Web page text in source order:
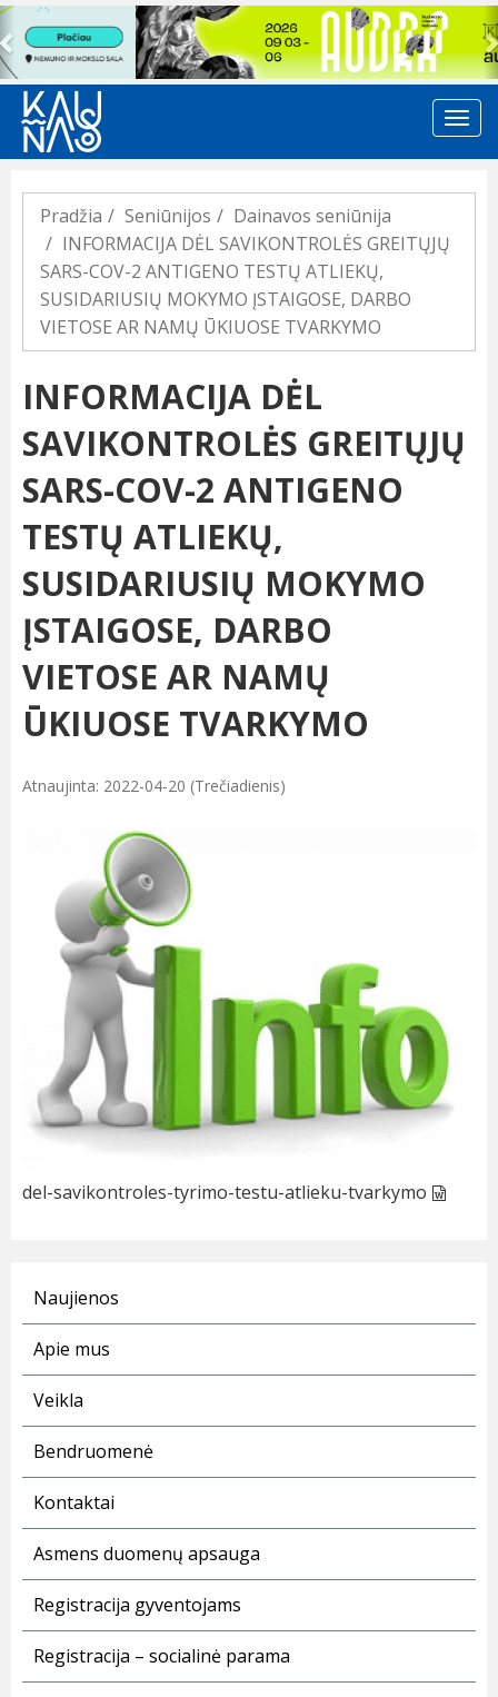
Previous
Pradžia Seniūnijos
Dainavos seniūnija
INFORMACIJA DĖL SAVIKONTROLĖS GREITŲJŲ
SARS-COV-2 ANTIGENO TESTŲ ATLIEKŲ,
SUSIDARIUSIŲ MOKYMO ĮSTAIGOSE, DARBO
VIETOSE AR NAMŲ ŪKIUOSE TVARKYMO
INFORMACIJA DĖL
SAVIKONTROLĖS GREITŲJŲ
SARS-COV-2 ANTIGENO
TESTŲ ATLIEKŲ,
SUSIDARIUSIŲ MOKYMO
ĮSTAIGOSE, DARBO
VIETOSE AR NAMŲ
ŪKIUOSE TVARKYMO
Atnaujinta: 2022-04-20 (Trečiadienis)
del-savikontroles-tyrimo-testu-atlieku-tvarkymo
Naujienos
Apie mus
Veikla
Bendruomenė
Kontaktai
Asmens duomenų apsauga
Registracija gyventojams
Registracija – socialinė parama